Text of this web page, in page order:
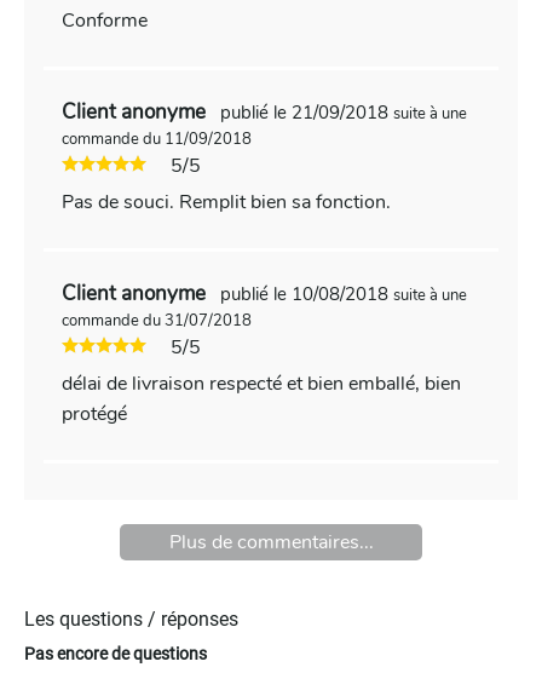
Conforme
Client anonyme publié le 21/09/2018 suite à une
commande du 11/09/2018
5/5
Pas de souci. Remplit bien sa fonction.
Client anonyme publié le 10/08/2018 suite à une
commande du 31/07/2018
5/5
délai de livraison respecté et bien emballé, bien
protégé
Plus de commentaires...
Les questions / réponses
Pas encore de questions